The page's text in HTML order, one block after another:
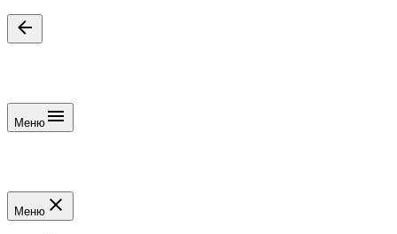
Меню
Меню